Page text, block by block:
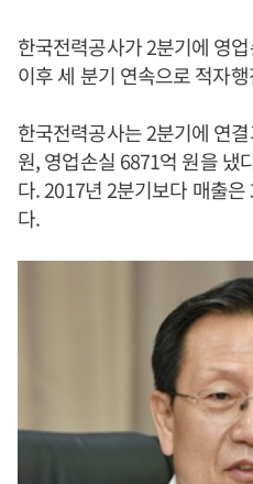
한국전력공사가 2분기에 영
이후 세 분기 연속으로 적자
한국전력공사는 2분기에 연
원, 영업손실 6871억 원을 냈
다. 2017년 2분기보다 매출
다.